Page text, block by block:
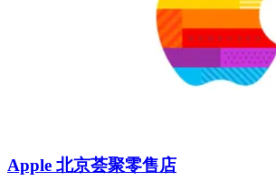
Apple 北京荟聚零售店